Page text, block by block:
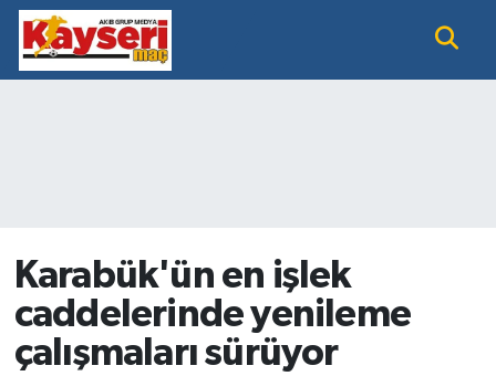
Karabük'ün en işlek
caddelerinde yenileme
çalışmaları sürüyor
EĞİTİM
SİYASET GÜNDEMİ
SPOR BÜLTENİ
Nöbetçi Eczaneler
Süper Lig Puan Durumu ve Fikstür
Tüm Manşetler